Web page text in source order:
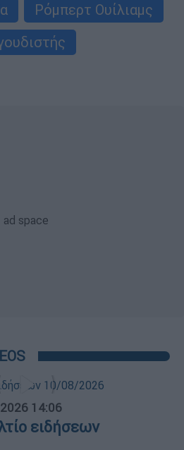
Ρόμπερτ Ουίλιαμς
14:06
ειδήσεων